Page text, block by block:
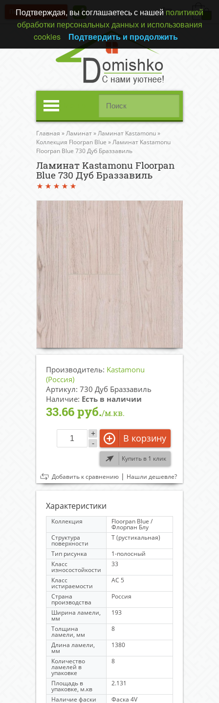
(0)
Перезвонить вам?
Главная »Ламинат»Ламинат Kastamonu»
Коллекция Floorpan Blue »Ламинат Kastamonu
Floorpan Blue 730 Дуб Браззавиль
Ламинат Kastamonu Floorpan
Blue 730 Дуб Браззавиль
Производитель: Kastamonu
(Россия)
Артикул: 730 Дуб Браззавиль
Наличие: Есть в наличии
33.66 руб./м.кв.
-
+ В корзину
Купить в 1 клик
Добавить к сравнению | Нашли дешевле?
Характеристики
Коллекция Floorpan Blue /
Флорпан Блу
Структура
поверхности
Т (рустикальная)
Тип рисунка
1-полосный
Класс
износостойкости
33
Класс
истираемости
AC 5
Страна
производства
Россия
Ширина ламели,
мм
193
Толщина
ламели, мм
8
Длина ламели,
мм
1380
Количество
ламелей в
упаковке
8
Площадь в
упаковке, м.кв
2.131
Наличие фаски
Фаска 4V
Подтверждая, вы соглашаетесь с нашей политикой
обработки персональных данных и использования
cookies
Подтвердить и продолжить